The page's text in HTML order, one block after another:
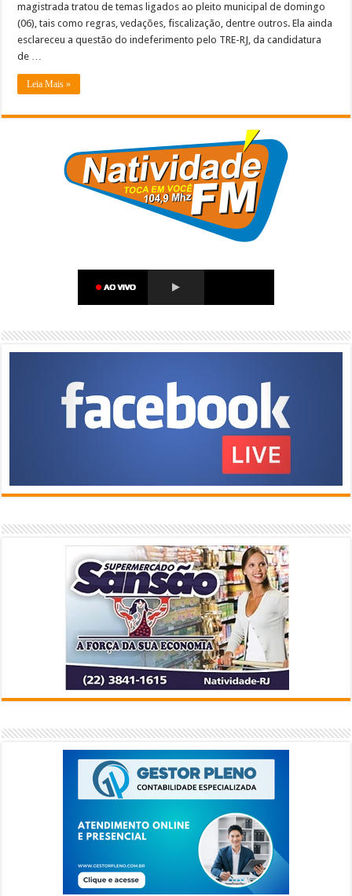
magistrada tratou de temas ligados ao pleito municipal de domingo
(06), tais como regras, vedações, fiscalização, dentre outros. Ela ainda
esclareceu a questão do indeferimento pelo TRE-RJ, da candidatura
de …
Leia Mais »